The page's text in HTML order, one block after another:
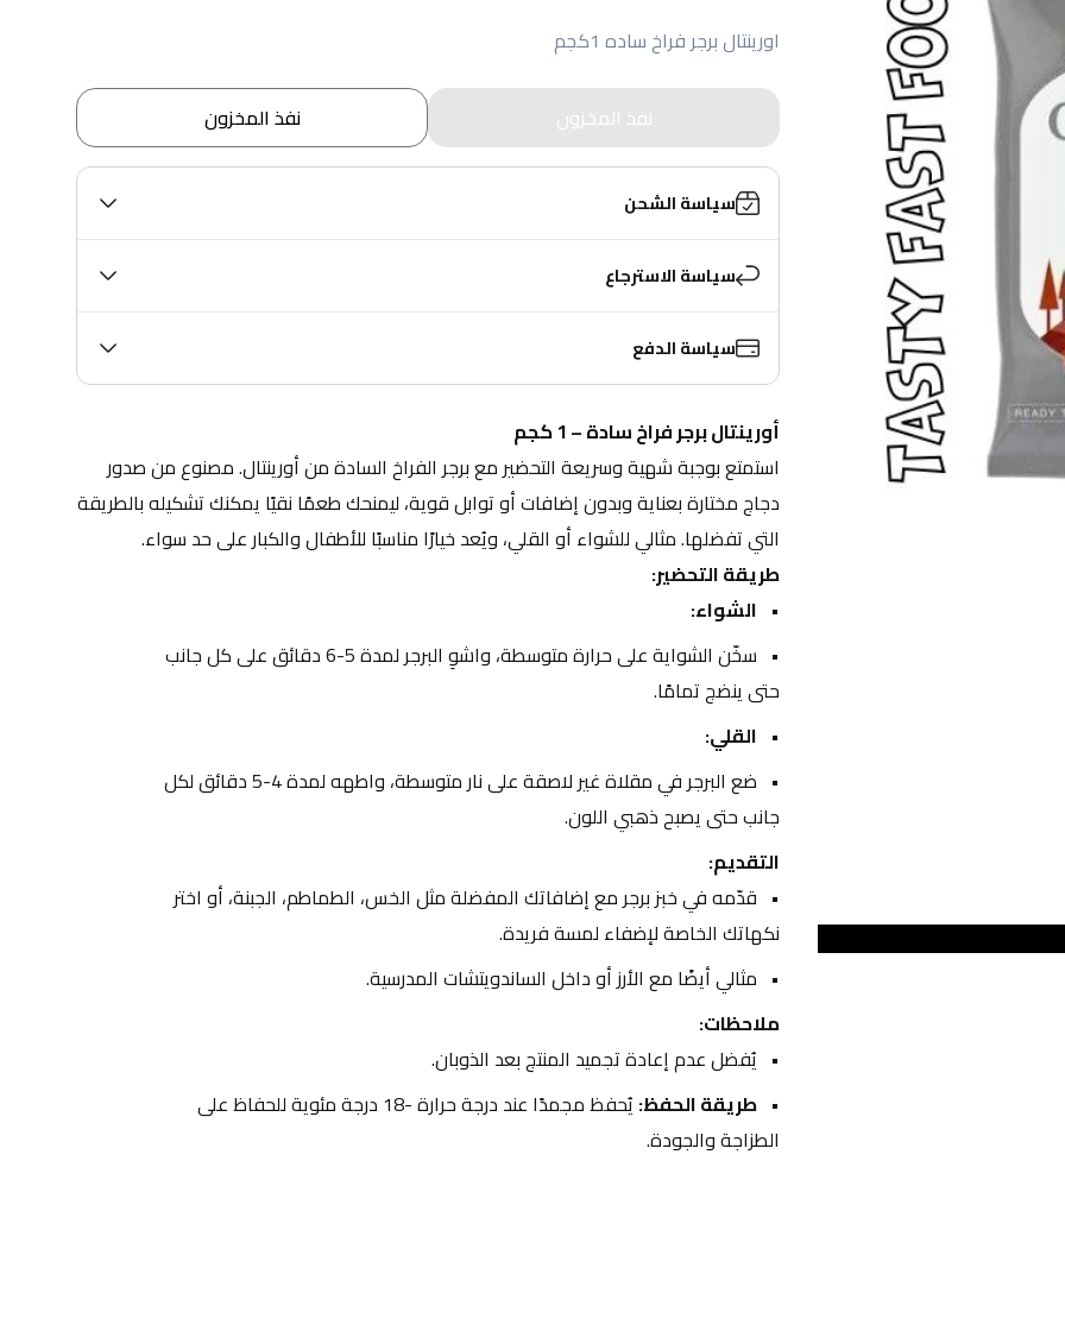
اورينتال برجر فراخ ساده 1كجم
نفذ المخزون نفذ المخزون
سياسة الشحن
سياسة الاسترجاع
سياسة الدفع
أورينتال برجر فراخ سادة – 1 كجم
التي تفضلها. مثالي للشواء أو القلي، ويُعد خيارًا مناسبًا للأطفال والكبار على حد سواء.
طريقة التحضير:
الشواء:
حتى ينضج تمامًا.
القلي:
جانب حتى يصبح ذهبي اللون.
التقديم:
نكهاتك الخاصة لإضفاء لمسة فريدة.
مثالي أيضًا مع الأرز أو داخل الساندويتشات المدرسية.
ملاحظات:
يُفضل عدم إعادة تجميد المنتج بعد الذوبان.
طريقة الحفظ:
الطزاجة والجودة.